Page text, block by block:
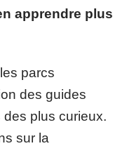
apprendre plus
parcs
des guides
plus curieux.
sur la